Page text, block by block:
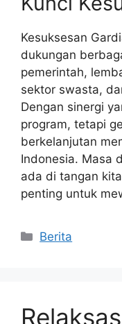
Kesuksesan
dukungan
pemerintah,
sektor swasta,
Dengan sinergi
program, tetapi
berkelanjutan
Indonesia. Masa
ada di tangan
penting untuk
Kategori
Berita